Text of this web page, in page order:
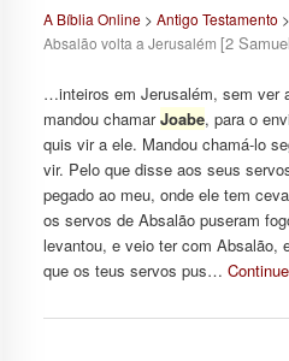
A Bíblia Online> Antigo Testamento >
Absalão volta a Jerusalém [2
…inteiros em Jerusalém, sem ver
mandou chamarJoabe, para o
quis vir a ele. Mandou chamá-lo
vir. Pelo que disse aos seus
pegado ao meu, onde ele tem
os servos de Absalão puseram
levantou, e veio ter com Absalão,
que os teus servos pus…